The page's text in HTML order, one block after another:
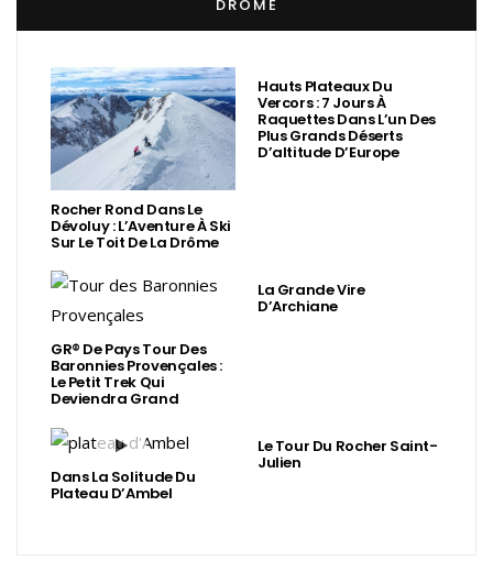
DRÔME
Rocher Rond Dans Le
Dévoluy : L’Aventure À Ski
Sur Le Toit De La Drôme
Hauts Plateaux Du
Vercors : 7 Jours À
Raquettes Dans L’un Des
Plus Grands Déserts
D’altitude D’Europe
GR® De Pays Tour Des
Baronnies Provençales :
Le Petit Trek Qui
Deviendra Grand
La Grande Vire
D’Archiane
Dans La Solitude Du
Plateau D’Ambel
Le Tour Du Rocher Saint-
Julien